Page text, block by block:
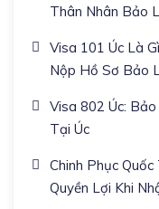
Thân Nhân Bảo
Visa 101 Úc Là
Nộp Hồ Sơ Bảo
Visa 802 Úc:
Tại Úc
Chinh Phục
Quyền Lợi Khi